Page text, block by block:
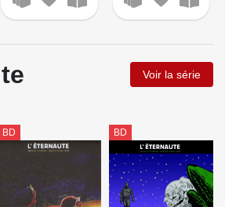
Voir la série
BD BD